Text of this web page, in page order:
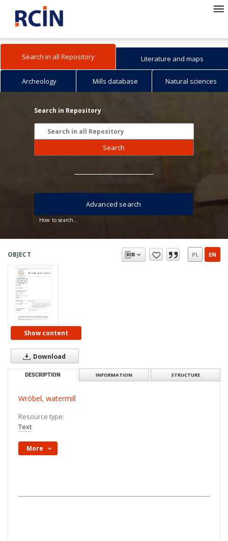
Search in all Repository Literature and maps
Archeology Mills database Natural sciences
Search in Repository
Search
How to search...
Advanced search
OBJECT PL EN
Show content
Download
DESCRIPTION INFORMATION STRUCTURE
Wróbel, watermill
Resource type:
Text
More